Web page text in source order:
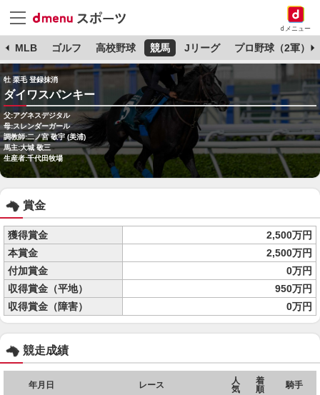
dメニュー
MLB ゴルフ 高校野球 競馬 Jリーグ プロ野球（2軍）
牡 栗毛 登録抹消
ダイワスパンキー
父:アグネスデジタル
母:スレンダーガール
調教師:二ノ宮 敬宇 (美浦)
馬主:大城 敬三
生産者:千代田牧場
賞金
獲得賞金
2,500万円
本賞金
2,500万円
付加賞金
0万円
収得賞金（平地）
950万円
収得賞金（障害）
0万円
競走成績
年月日 レース
人
気
着
順
騎手